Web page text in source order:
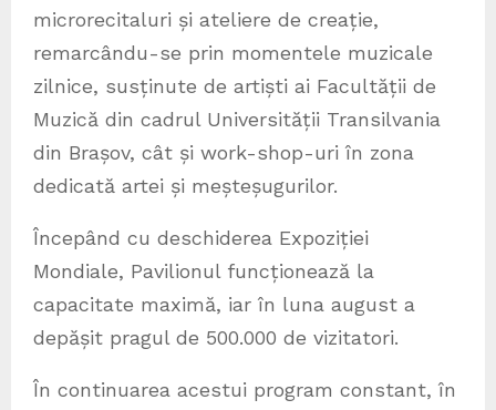
microrecitaluri și ateliere de creație,
remarcându-se prin momentele muzicale
zilnice, susținute de artiști ai Facultății de
Muzică din cadrul Universității Transilvania
din Brașov, cât și work-shop-uri în zona
dedicată artei și meșteșugurilor.
Începând cu deschiderea Expoziției
Mondiale, Pavilionul funcționează la
capacitate maximă, iar în luna august a
depășit pragul de 500.000 de vizitatori.
În continuarea acestui program constant, în